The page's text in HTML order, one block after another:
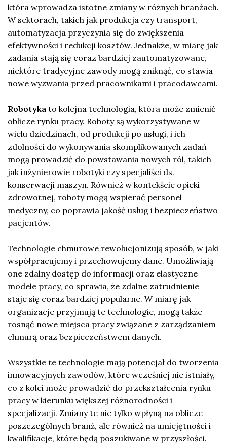
która wprowadza istotne zmiany w różnych branżach.
W sektorach, takich jak produkcja czy transport,
automatyzacja przyczynia się do zwiększenia
efektywności i redukcji kosztów. Jednakże, w miarę jak
zadania stają się coraz bardziej zautomatyzowane,
niektóre tradycyjne zawody mogą zniknąć, co stawia
nowe wyzwania przed pracownikami i pracodawcami.
Robotyka to kolejna technologia, która może zmienić
oblicze rynku pracy. Roboty są wykorzystywane w
wielu dziedzinach, od produkcji po usługi, i ich
zdolności do wykonywania skomplikowanych zadań
mogą prowadzić do powstawania nowych ról, takich
jak inżynierowie robotyki czy specjaliści ds.
konserwacji maszyn. Również w kontekście opieki
zdrowotnej, roboty mogą wspierać personel
medyczny, co poprawia jakość usług i bezpieczeństwo
pacjentów.
Technologie chmurowe rewolucjonizują sposób, w jaki
współpracujemy i przechowujemy dane. Umożliwiają
one zdalny dostęp do informacji oraz elastyczne
modele pracy, co sprawia, że zdalne zatrudnienie
staje się coraz bardziej popularne. W miarę jak
organizacje przyjmują te technologie, mogą także
rosnąć nowe miejsca pracy związane z zarządzaniem
chmurą oraz bezpieczeństwem danych.
Wszystkie te technologie mają potencjał do tworzenia
innowacyjnych zawodów, które wcześniej nie istniały,
co z kolei może prowadzić do przekształcenia rynku
pracy w kierunku większej różnorodności i
specjalizacji. Zmiany te nie tylko wpłyną na oblicze
poszczególnych branż, ale również na umiejętności i
kwalifikacje, które będą poszukiwane w przyszłości.